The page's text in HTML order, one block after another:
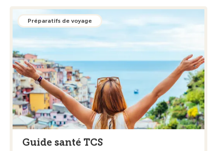
Préparatifs de voyage
Guide santé TCS